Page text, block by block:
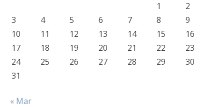
1
2
3
4 5 6 7 8
9
10
11 12 13 14 15
16
17
18 19 20 21 22
23
24
25 26 27 28 29
30
31
« Mar